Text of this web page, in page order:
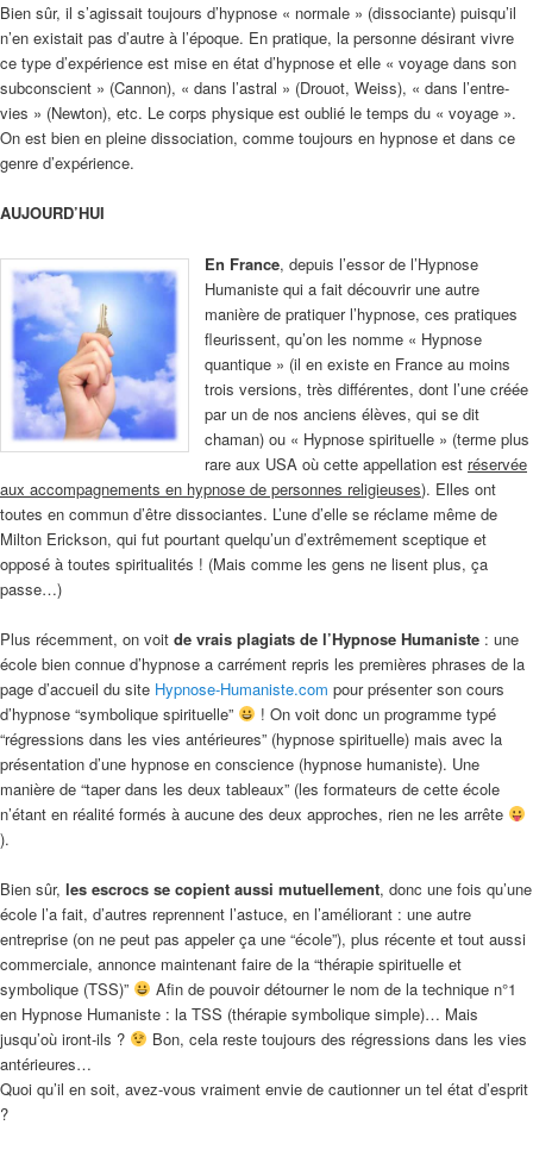
Bien sûr, il s’agissait toujours d’hypnose « normale » (dissociante) puisqu’il
n’en existait pas d’autre à l’époque. En pratique, la personne désirant vivre
ce type d’expérience est mise en état d’hypnose et elle « voyage dans son
subconscient » (Cannon), « dans l’astral » (Drouot, Weiss), « dans l’entre-
vies » (Newton), etc. Le corps physique est oublié le temps du « voyage ».
On est bien en pleine dissociation, comme toujours en hypnose et dans ce
genre d’expérience.
AUJOURD’HUI
En France, depuis l’essor de l’Hypnose
Humaniste qui a fait découvrir une autre
manière de pratiquer l’hypnose, ces pratiques
fleurissent, qu’on les nomme « Hypnose
quantique » (il en existe en France au moins
trois versions, très différentes, dont l’une créée
par un de nos anciens élèves, qui se dit
chaman) ou « Hypnose spirituelle » (terme plus
rare aux USA où cette appellation est réservée
aux accompagnements en hypnose de personnes religieuses). Elles ont
toutes en commun d’être dissociantes. L’une d’elle se réclame même de
Milton Erickson, qui fut pourtant quelqu’un d’extrêmement sceptique et
opposé à toutes spiritualités ! (Mais comme les gens ne lisent plus, ça
passe…)
Plus récemment, on voit de vrais plagiats de l’Hypnose Humaniste : une
école bien connue d’hypnose a carrément repris les premières phrases de la
page d’accueil du site Hypnose-Humaniste.com pour présenter son cours
d’hypnose “symbolique spirituelle”
! On voit donc un programme typé
“régressions dans les vies antérieures” (hypnose spirituelle) mais avec la
présentation d’une hypnose en conscience (hypnose humaniste). Une
manière de “taper dans les deux tableaux” (les formateurs de cette école
n’étant en réalité formés à aucune des deux approches, rien ne les arrête
).
Bien sûr, les escrocs se copient aussi mutuellement, donc une fois qu’une
école l’a fait, d’autres reprennent l’astuce, en l’améliorant : une autre
entreprise (on ne peut pas appeler ça une “école”), plus récente et tout aussi
commerciale, annonce maintenant faire de la “thérapie spirituelle et
symbolique (TSS)”
Afin de pouvoir détourner le nom de la technique n°1
en Hypnose Humaniste : la TSS (thérapie symbolique simple)… Mais
jusqu’où iront-ils ?
Bon, cela reste toujours des régressions dans les vies
antérieures…
Quoi qu’il en soit, avez-vous vraiment envie de cautionner un tel état d’esprit
?